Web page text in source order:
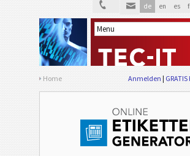
de en es
Home Anmelden